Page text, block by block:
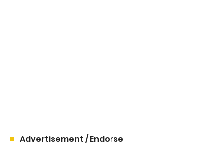
Advertisement / Endorse